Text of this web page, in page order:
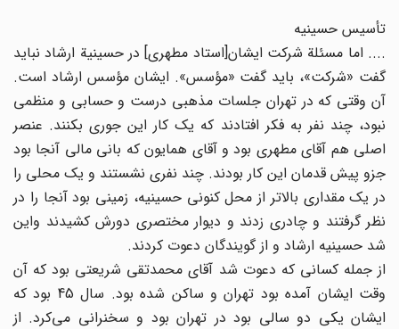
تأسیس حسینیه
.... اما مسئلة شرکت ایشان[استاد مطهری] در حسینیة ارشاد نباید
گفت «شرکت»، باید گفت «مؤسس». ایشان مؤسس ارشاد است.
آن وقتی که در تهران جلسات مذهبی درست و حسابی و منظمی
نبود، چند نفر به فکر افتادند که یک کار این جوری بکنند. عنصر
اصلی هم آقای مطهری بود و آقای همایون که بانی مالی آنجا بود
جزو پیش قدمان این کار بودند. چند نفری نشستند و یک محلی را
در یک مقداری بالاتر از محل کنونی حسینیه، زمینی بود آنجا را در
نظر گرفتند و چادری زدند و دیوار مختصری دورش کشیدند واین
شد حسینیه ارشاد و از گویندگان دعوت کردند.
از جمله کسانی که دعوت شد آقای محمدتقی شریعتی بود که آن
وقت ایشان آمده بود تهران و ساکن شده بود. سال 45 بود که
ایشان یکی دو سالی بود در تهران بود و سخنرانی می‌کرد. از